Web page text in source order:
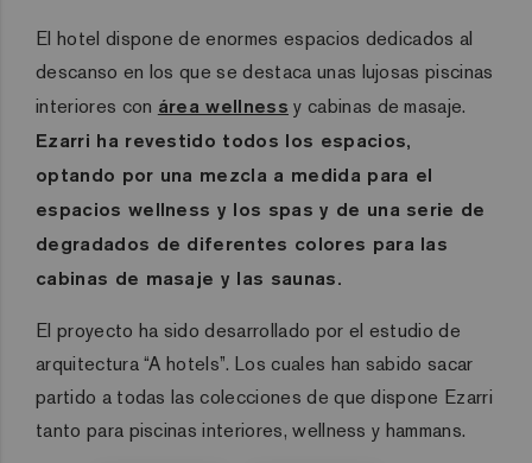
El hotel dispone de enormes espacios dedicados al
descanso en los que se destaca unas lujosas piscinas
interiores con área wellness y cabinas de masaje.
Ezarri ha revestido todos los espacios,
optando por una mezcla a medida para el
espacios wellness y los spas y de una serie de
degradados de diferentes colores para las
cabinas de masaje y las saunas.
El proyecto ha sido desarrollado por el estudio de
arquitectura “A hotels”. Los cuales han sabido sacar
partido a todas las colecciones de que dispone Ezarri
tanto para piscinas interiores, wellness y hammans.